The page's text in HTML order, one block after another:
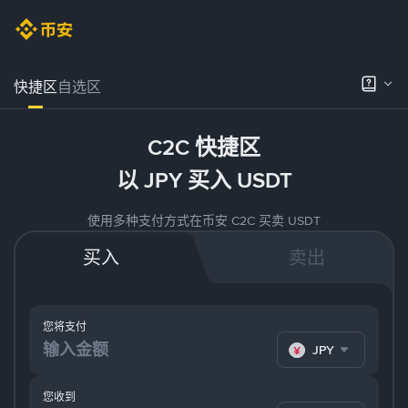
快捷区自选区
C2C 快捷区
以 JPY 买入 USDT
使用多种支付方式在币安 C2C 买卖 USDT
买入 卖出
您将支付
JPY
您收到